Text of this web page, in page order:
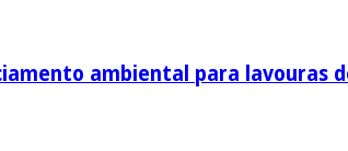
ambiental para lavouras